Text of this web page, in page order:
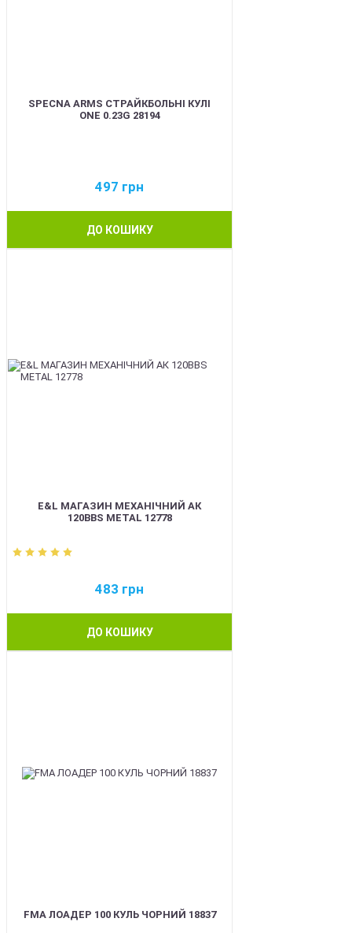
SPECNA ARMS СТРАЙКБОЛЬНІ КУЛІ
ONE 0.23G 28194
497 грн
ДО КОШИКУ
E&L МАГАЗИН МЕХАНІЧНИЙ АК
120BBS METAL 12778
483 грн
ДО КОШИКУ
FMA ЛОАДЕР 100 КУЛЬ ЧОРНИЙ 18837